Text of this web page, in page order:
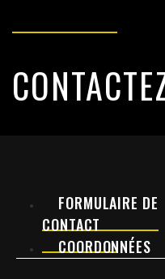
FORMULAIRE DE
CONTACT
COORDONNÉES